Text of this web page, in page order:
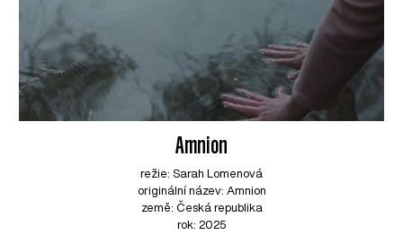
Amnion
režie: Sarah Lomenová
originální název: Amnion
země: Česká republika
rok: 2025